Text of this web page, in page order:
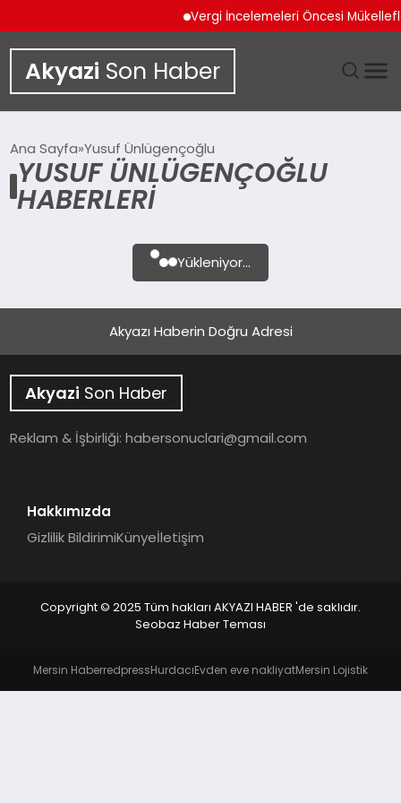
Vergi İncelemeleri Öncesi
Akyazi Son Haber
SIYASET
YAŞAM
Ana Sayfa Yusuf Ünlügençoğlu
YUSUF ÜNLÜGENÇOĞLU
HABERLERI
Yükleniyor...
Akyazı Haberin Doğru Adresi
Akyazi Son Haber
Reklam & İşbirliği:habersonuclari@gmail.com
Hakkımızda
Gizlilik BildirimiKünyeİletişim
Copyright © 2025 Tüm hakları AKYAZI HABER 'de saklıdır.
Seobaz Haber Teması
Mersin HaberredpressHurdacıEvden eve nakliyatMersin Lojistik